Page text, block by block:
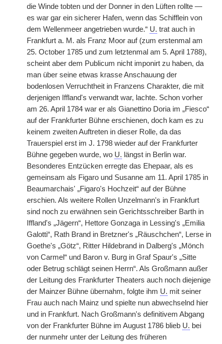
die Winde tobten und der Donner in den Lüften rollte —
es war gar ein sicherer Hafen, wenn das Schifflein von
dem Wellenmeer angetrieben wurde.“ U. trat auch in
Frankfurt a. M. als Franz Moor auf (zum erstenmal am
25. October 1785 und zum letztenmal am 5. April 1788),
scheint aber dem Publicum nicht imponirt zu haben, da
man über seine etwas krasse Anschauung der
bodenlosen Verruchtheit in Franzens Charakter, die mit
derjenigen Iffland's verwandt war, lachte. Schon vorher
am 26. April 1784 war er als Gianettino Doria im „Fiesco“
auf der Frankfurter Bühne erschienen, doch kam es zu
keinem zweiten Auftreten in dieser Rolle, da das
Trauerspiel erst im J. 1798 wieder auf der Frankfurter
Bühne gegeben wurde, wo U. längst in Berlin war.
Besonderes Entzücken erregte das Ehepaar, als es
gemeinsam als Figaro und Susanne am 11. April 1785 in
Beaumarchais' „Figaro's Hochzeit“ auf der Bühne
erschien. Als weitere Rollen Unzelmann's in Frankfurt
sind noch zu erwähnen sein Gerichtsschreiber Barth in
Iffland's „Jägern“, Hettore Gonzaga in Lessing's „Emilia
Galotti“, Rath Brand in Bretzner's „Räuschchen“, Lerse in
Goethe's „Götz“, Ritter Hildebrand in Dalberg's „Mönch
von Carmel“ und Baron v. Burg in Graf Spaur's „Sitte
oder Betrug schlägt seinen Herrn“. Als Großmann außer
der Leitung des Frankfurter Theaters auch noch diejenige
der Mainzer Bühne übernahm, folgte ihm U. mit seiner
Frau auch nach Mainz und spielte nun abwechselnd hier
und in Frankfurt. Nach Großmann's definitivem Abgang
von der Frankfurter Bühne im August 1786 blieb U. bei
der nunmehr unter der Leitung des früheren